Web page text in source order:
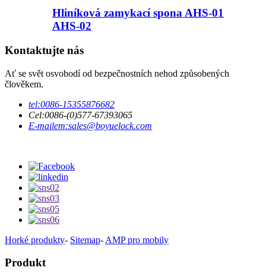
Hliníková zamykací spona AHS-01
AHS-02
Kontaktujte nás
Ať se svět osvobodí od bezpečnostních nehod způsobených
člověkem.
tel:0086-15355876682
Cel:0086-(0)577-67393065
E-mailem:sales@boyuelock.com
Horké produkty- Sitemap- AMP pro mobily
Produkt